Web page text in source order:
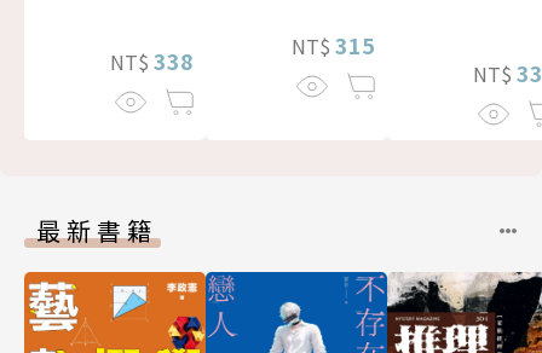
NT$ 338 NT$ 315
NT$
最新書籍